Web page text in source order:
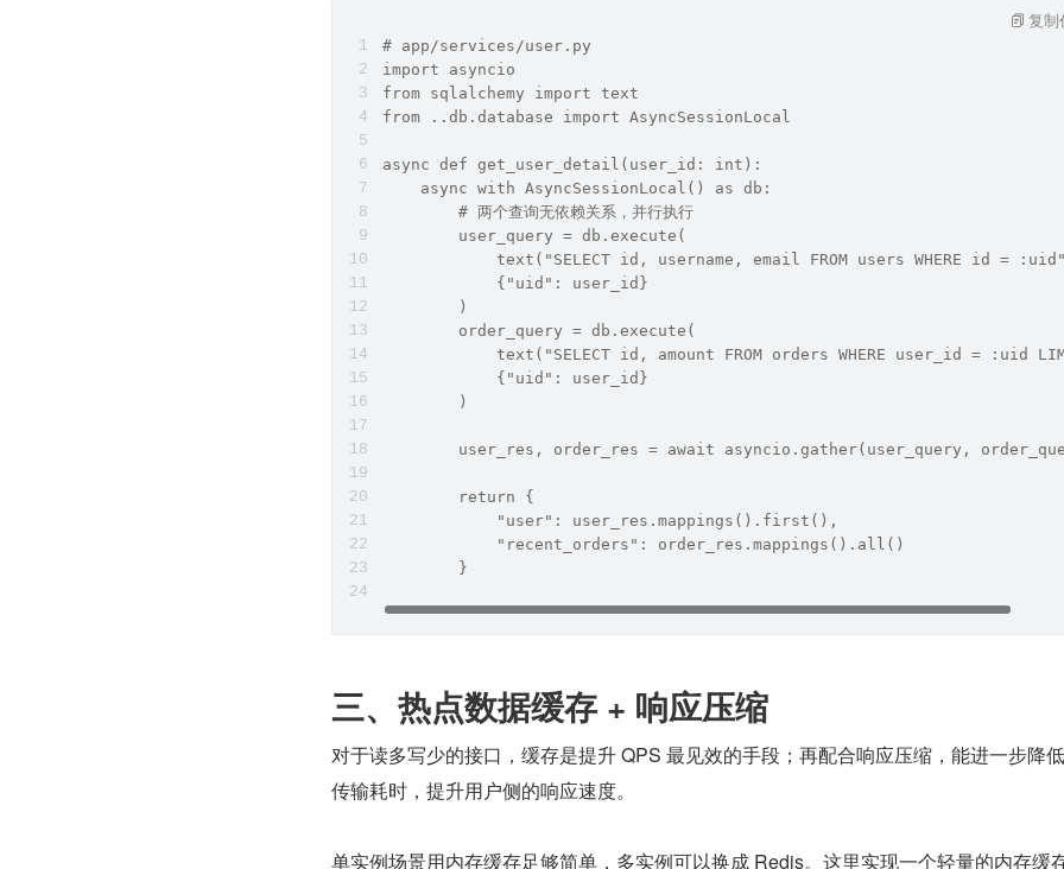
# app/services/user.py
import asyncio
from sqlalchemy import text
from ..db.database import AsyncSessionLocal
async def get_user_detail(user_id: int):
    async with AsyncSessionLocal() as db:
        # 两个查询无依赖关系，并行执行
        user_query = db.execute(
text("SELECT id, username, email FROM users WHERE id =
            {"uid": user_id}
        )
        order_query = db.execute(
text("SELECT id, amount FROM orders WHERE user_id = :uid
            {"uid": user_id}
        )
user_res, order_res = await asyncio.gather(user_query,
        return {
            "user": user_res.mappings().first(),
            "recent_orders": order_res.mappings().all()
        }
复制
三、热点数据缓存 + 响应压缩
对于读多写少的接口，缓存是提升 QPS 最见效的手段；再配合响应压缩，能进一步降
传输耗时，提升用户侧的响应速度。
单实例场景用内存缓存足够简单，多实例可以换成 Redis。这里实现一个轻量的内存缓